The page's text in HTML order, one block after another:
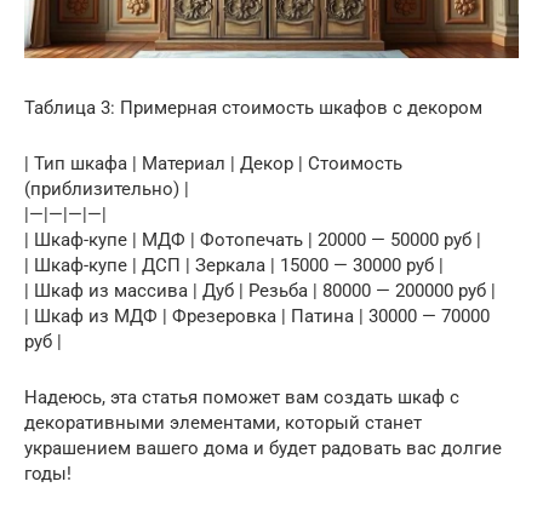
Таблица 3: Примерная стоимость шкафов с декором
| Тип шкафа | Материал | Декор | Стоимость
(приблизительно) |
|—|—|—|—|
| Шкаф-купе | МДФ | Фотопечать | 20000 — 50000 руб |
| Шкаф-купе | ДСП | Зеркала | 15000 — 30000 руб |
| Шкаф из массива | Дуб | Резьба | 80000 — 200000 руб |
| Шкаф из МДФ | Фрезеровка | Патина | 30000 — 70000
руб |
Надеюсь, эта статья поможет вам создать шкаф с
декоративными элементами, который станет
украшением вашего дома и будет радовать вас долгие
годы!